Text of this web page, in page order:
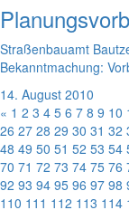
Straßenbauamt
Bekanntmachung:
14. August 2010
« 1 2 3 4 5 6 7 8 9 10
26 27 28 29 30 31 32
48 49 50 51 52 53 54
70 71 72 73 74 75 76
92 93 94 95 96 97 98
110 111 112 113 114